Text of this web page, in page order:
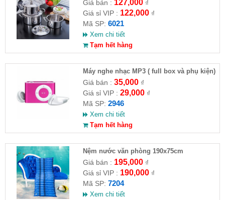
Giá bán : 127,000₫
Giá sỉ VIP : 122,000₫
Mã SP: 6021
Xem chi tiết
Tạm hết hàng
Máy nghe nhạc MP3 ( full box và phụ kiện)
Giá bán : 35,000₫
Giá sỉ VIP : 29,000₫
Mã SP: 2946
Xem chi tiết
Tạm hết hàng
Nệm nước văn phòng 190x75cm
Giá bán : 195,000₫
Giá sỉ VIP : 190,000₫
Mã SP: 7204
Xem chi tiết